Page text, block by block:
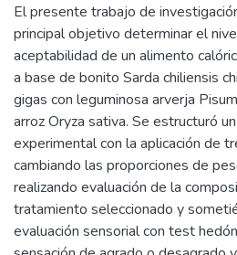
El presente trabajo de
principal objetivo determinar el
aceptabilidad de un alimento
a base de bonito Sarda chiliensis
gigas con leguminosa arverja
arroz Oryza sativa. Se estructuró
experimental con la aplicación de
cambiando las proporciones de
realizando evaluación de la
tratamiento seleccionado y
evaluación sensorial con test